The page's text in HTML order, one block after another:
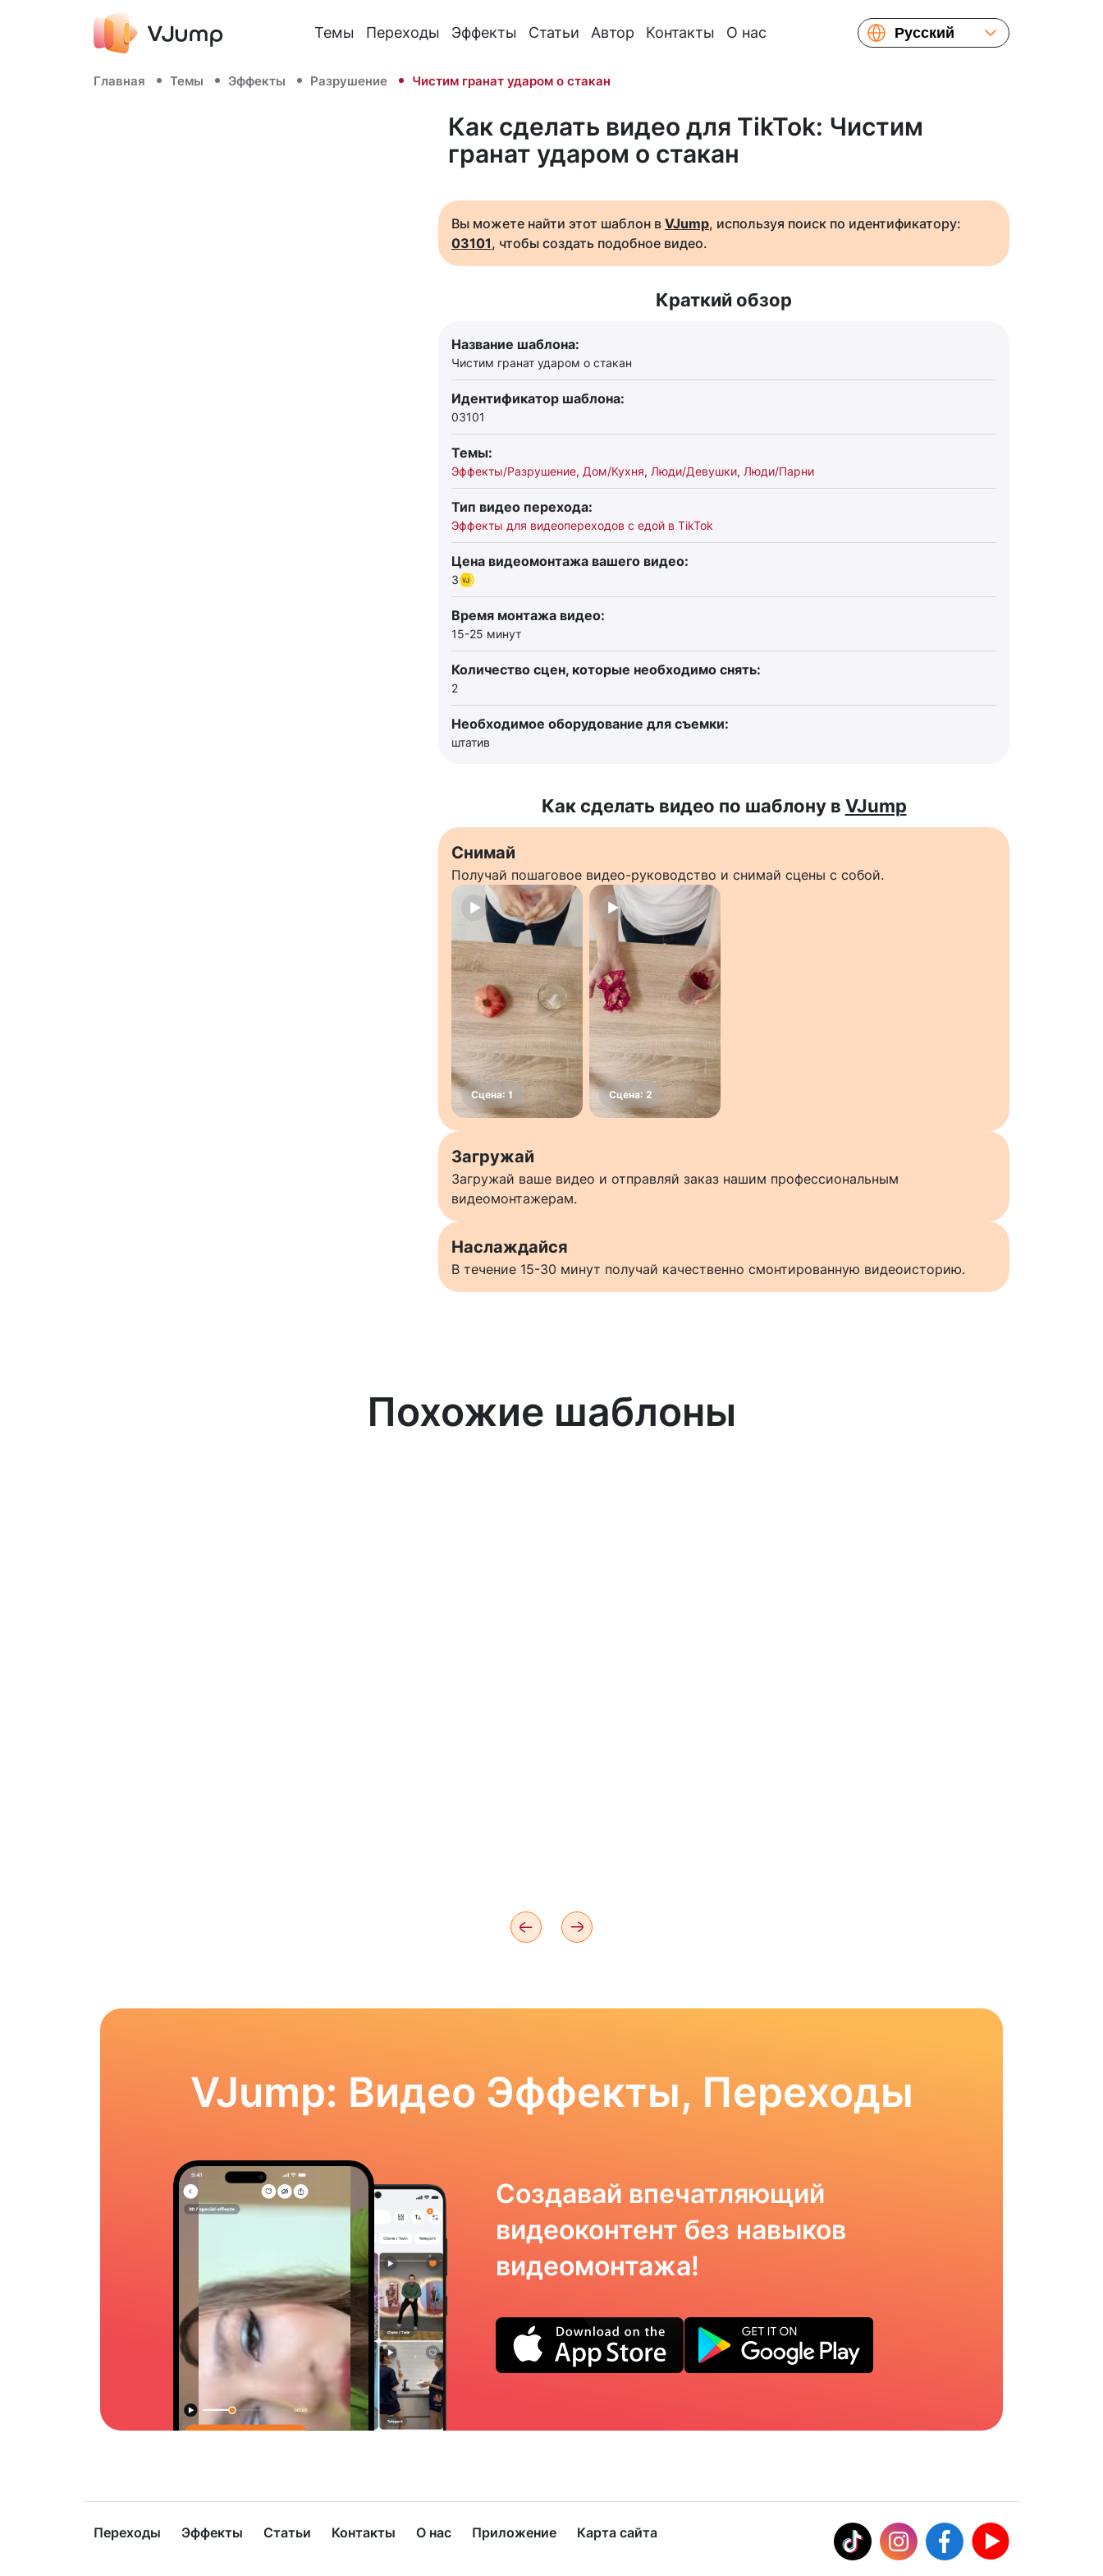
Темы Переходы Эффекты Статьи Автор Контакты О нас
Русский
Français
Главная Темы Эффекты Разрушение Чистим гранат ударом о стакан
Как сделать видео для TikTok: Чистим
гранат ударом о стакан
Вы можете найти этот шаблон в VJump, используя поиск по идентификатору:
03101, чтобы создать подобное видео.
Краткий обзор
Название шаблона:
Чистим гранат ударом о стакан
Идентификатор шаблона:
03101
Темы:
Эффекты/Разрушение, Дом/Кухня, Люди/Девушки, Люди/Парни
Тип видео перехода:
Эффекты для видеопереходов с едой в TikTok
Цена видеомонтажа вашего видео:
3
Время монтажа видео:
15-25 минут
Количество сцен, которые необходимо снять:
2
Необходимое оборудование для съемки:
штатив
Как сделать видео по шаблону в VJump
Снимай
Получай пошаговое видео-руководство и снимай сцены с собой.
Загружай
Загружай ваше видео и отправляй заказ нашим профессиональным
видеомонтажерам.
Наслаждайся
В течение 15-30 минут получай качественно смонтированную видеоисторию.
Похожие шаблоны
VJump: Видео Эффекты, Переходы
Создавай впечатляющий
видеоконтент без навыков
видеомонтажа!
Переходы Эффекты Статьи Контакты О нас Приложение Карта сайта